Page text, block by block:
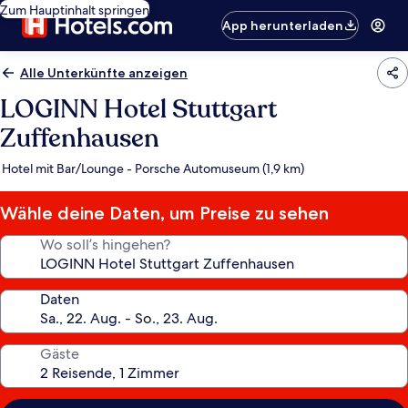
Zum Hauptinhalt springen
App herunterladen
Alle Unterkünfte anzeigen
LOGINN Hotel Stuttgart
Zuffenhausen
Hotel mit Bar/Lounge - Porsche Automuseum (1,9 km)
Wähle deine Daten, um Preise zu sehen
Wo soll’s hingehen?
Daten
Gäste